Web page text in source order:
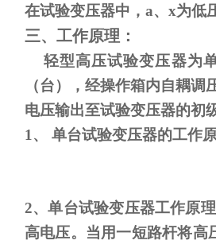
在试验变压器中， a、 x为低
三、工作原理：
轻型高压试验变压器为
（台），经操作箱内自耦调
电压输出至试验变压器的初
1、 单台试验变压器的工作
2、单台试验变压器工作原
高电压。当用一短路杆将高